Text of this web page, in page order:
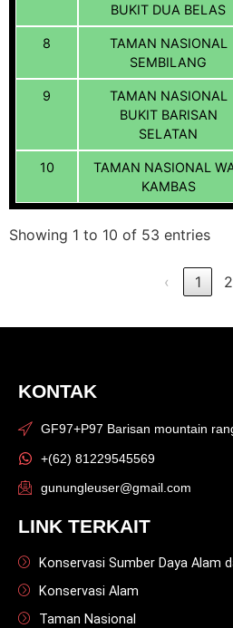
BUKIT DUA BELAS
8
TAMAN NASIONAL
SEMBILANG
9
TAMAN NASIONAL
BUKIT BARISAN
SELATAN
10
TAMAN NASIONAL
KAMBAS
Showing 1 to 10 of 53 entries
‹ 1 2
KONTAK
GF97+P97 Barisan mountain
+(62) 81229545569
gunungleuser@gmail.com
LINK TERKAIT
Konservasi Sumber Daya Alam
Konservasi Alam
Taman Nasional